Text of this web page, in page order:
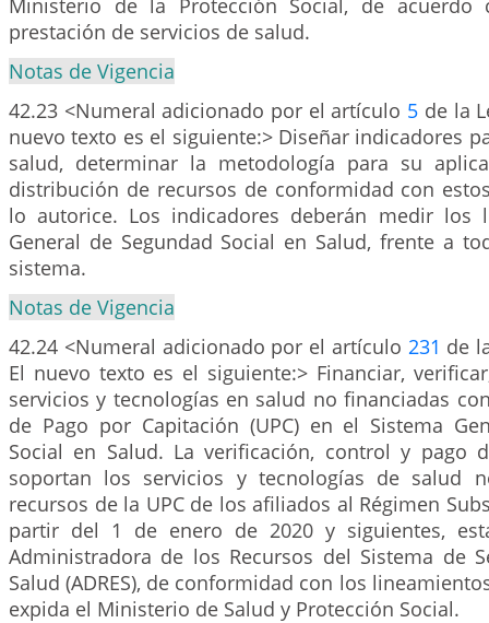
Ministerio de la Protección Social, de
prestación de servicios de salud.
Notas de Vigencia
42.23 <Numeral adicionado por el artículo 5 de la
nuevo texto es el siguiente:> Diseñar indicadores
salud, determinar la metodología para su
distribución de recursos de conformidad con
lo autorice. Los indicadores deberán medir los
General de Segundad Social en Salud, frente a
sistema.
Notas de Vigencia
42.24 <Numeral adicionado por el artículo 231 de
El nuevo texto es el siguiente:> Financiar,
servicios y tecnologías en salud no financiadas
de Pago por Capitación (UPC) en el Sistema
Social en Salud. La verificación, control y pago
soportan los servicios y tecnologías de salud
recursos de la UPC de los afiliados al Régimen
partir del 1 de enero de 2020 y siguientes,
Administradora de los Recursos del Sistema de
Salud (ADRES), de conformidad con los
expida el Ministerio de Salud y Protección Social.